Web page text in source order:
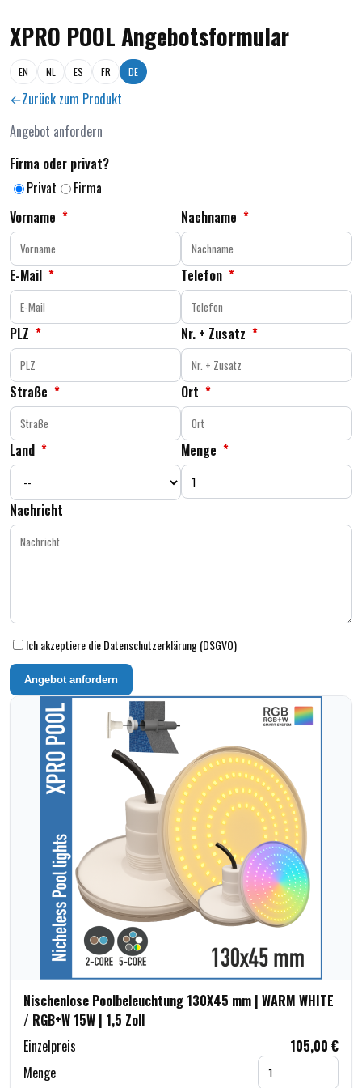
XPRO POOL Angebotsformular
EN NL ES FR DE
Zurück zum Produkt
Angebot anfordern
Firma oder privat?
Privat
Firma
Vorname * Nachname *
E-Mail * Telefon *
PLZ * Nr. + Zusatz *
Straße * Ort *
Land * Menge *
Nachricht
Ich akzeptiere die Datenschutzerklärung (DSGVO)
Angebot anfordern
Nischenlose Poolbeleuchtung 130X45 mm | WARM WHITE
/ RGB+W 15W | 1,5 Zoll
Einzelpreis
105,00 €
Menge